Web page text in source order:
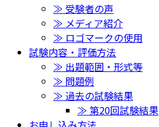
≫ 受験者の声
≫ メディア紹介
≫ ロゴマークの使用
試験内容・評価方法
≫ 出題範囲・形式等
≫ 問題例
≫ 過去の試験結果
≫ 第20回試験結果